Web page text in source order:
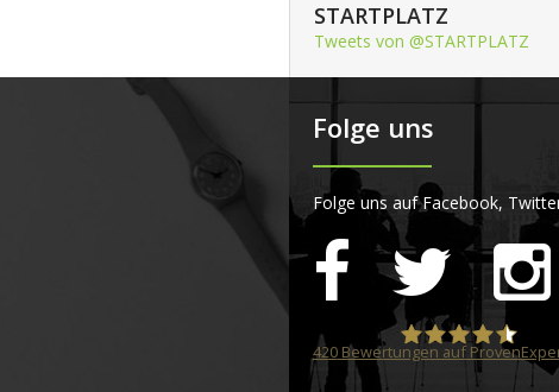
STARTPLATZ
Tweets von @STARTPLATZ
Folge uns
Folge uns auf Facebook,
420Bewertungen auf